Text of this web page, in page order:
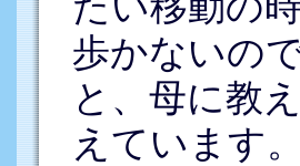
歩かないの
と、母に教
えています